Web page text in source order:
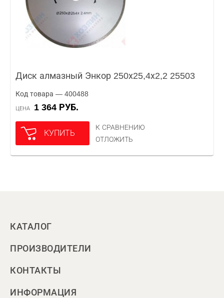
Диск алмазный Энкор 250х25,4х2,2 25503
Код товара — 400488
ЦЕНА 1 364 РУБ.
КУПИТЬ
К СРАВНЕНИЮ
ОТЛОЖИТЬ
КАТАЛОГ
ПРОИЗВОДИТЕЛИ
КОНТАКТЫ
ИНФОРМАЦИЯ